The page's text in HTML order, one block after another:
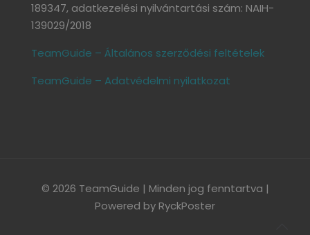
189347, adatkezelési nyilvántartási szám: NAIH-
139029/2018
TeamGuide – Általános szerződési feltételek
TeamGuide – Adatvédelmi nyilatkozat
© 2026 TeamGuide | Minden jog fenntartva |
Powered by RyckPoster